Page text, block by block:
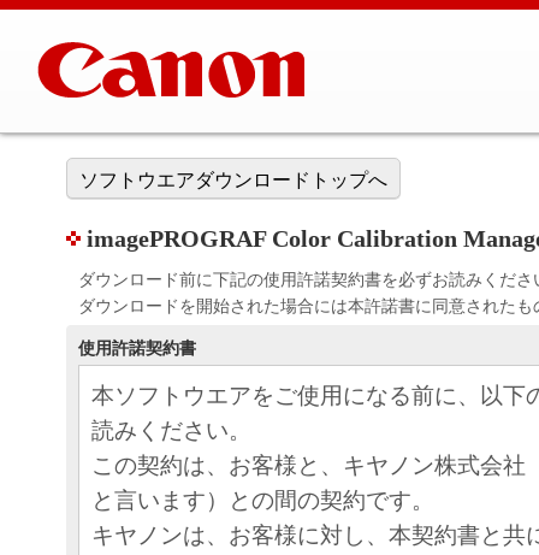
ソフトウエアダウンロードトップへ
imagePROGRAF Color Calibration
ダウンロード前に下記の使用許諾契約書を必ずお読みくださ
ダウンロードを開始された場合には本許諾書に同意された
使用許諾契約書
本ソフトウエアをご使用になる前に、以下
読みください。
この契約は、お客様と、キヤノン株式会社
と言います）との間の契約です。
キヤノンは、お客様に対し、本契約書と共